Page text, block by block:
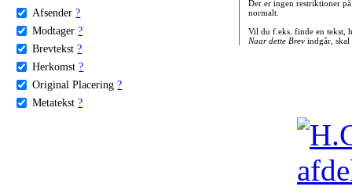
Afsender ?
Modtager ?
Brevtekst ?
Herkomst ?
Original Placering ?
Metatekst ?
Der er ingen restriktioner
normalt.
Vil du f.eks. finde en tekst,
Naar dette Brevindgår, skal